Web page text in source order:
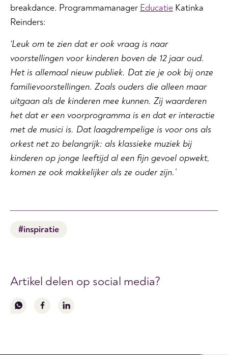
breakdance. Programmamanager Educatie Katinka
Reinders:
‘Leuk om te zien dat er ook vraag is naar
voorstellingen voor kinderen boven de 12 jaar oud.
Het is allemaal nieuw publiek. Dat zie je ook bij onze
familievoorstellingen. Zoals ouders die alleen maar
uitgaan als de kinderen mee kunnen. Zij waarderen
het dat er een voorprogramma is en dat er interactie
met de musici is. Dat laagdrempelige is voor ons als
orkest net zo belangrijk: als klassieke muziek bij
kinderen op jonge leeftijd al een fijn gevoel opwekt,
komen ze ook makkelijker als ze ouder zijn.’
#inspiratie
Artikel delen op social media?
Volg
Volg
Volg